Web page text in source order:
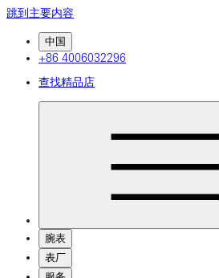
跳到主要内容
中国
+86 4006032296
查找精品店
腕表
表厂